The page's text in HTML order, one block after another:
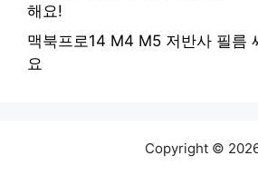
해요!
맥북프로14 M4 M5 저반사 필름
요
Copyright ©